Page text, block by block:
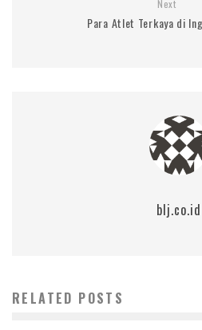
Next
Para Atlet Terkaya di
blj.co.id
RELATED POSTS